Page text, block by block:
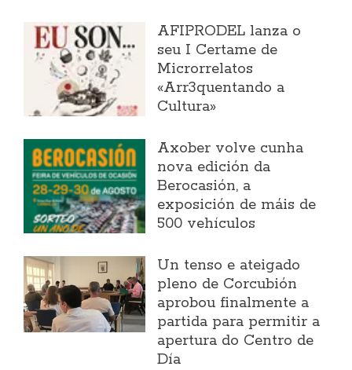
AFIPRODEL lanza o
seu I Certame de
Microrrelatos
«Arr3quentando a
Cultura»
Axober volve cunha
nova edición da
Berocasión, a
exposición de máis de
500 vehículos
Un tenso e ateigado
pleno de Corcubión
aprobou finalmente a
partida para permitir a
apertura do Centro de
Día